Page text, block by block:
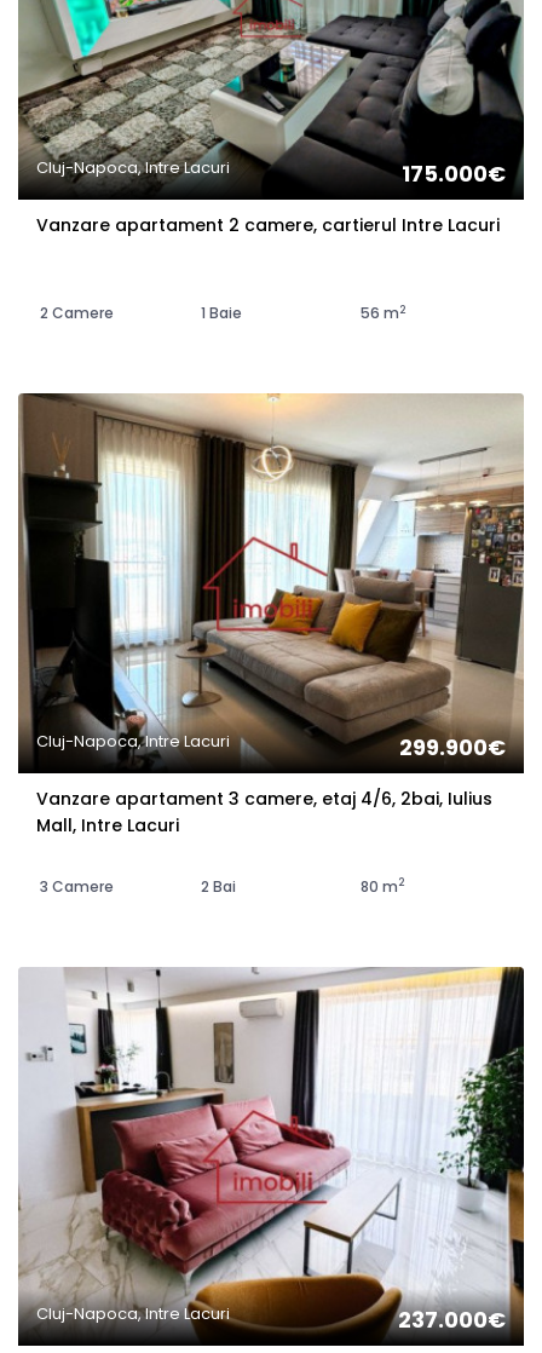
Cluj-Napoca, Intre Lacuri 175.000€
Vanzare apartament 2 camere, cartierul Intre Lacuri
2 Camere 1 Baie 56 m2
Cluj-Napoca, Intre Lacuri 299.900€
Vanzare apartament 3 camere, etaj 4/6, 2bai, Iulius
Mall, Intre Lacuri
3 Camere 2 Bai 80 m2
Cluj-Napoca, Intre Lacuri 237.000€